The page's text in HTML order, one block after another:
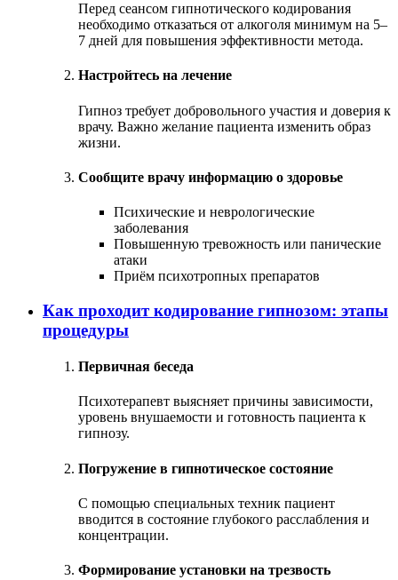
Перед сеансом гипнотического кодирования
необходимо отказаться от алкоголя минимум на 5–
7 дней для повышения эффективности метода.
Настройтесь на лечение
Гипноз требует добровольного участия и доверия к
врачу. Важно желание пациента изменить образ
жизни.
Сообщите врачу информацию о здоровье
Психические и неврологические
заболевания
Повышенную тревожность или панические
атаки
Приём психотропных препаратов
Как проходит кодирование гипнозом: этапы
процедуры
Первичная беседа
Психотерапевт выясняет причины зависимости,
уровень внушаемости и готовность пациента к
гипнозу.
Погружение в гипнотическое состояние
С помощью специальных техник пациент
вводится в состояние глубокого расслабления и
концентрации.
Формирование установки на трезвость